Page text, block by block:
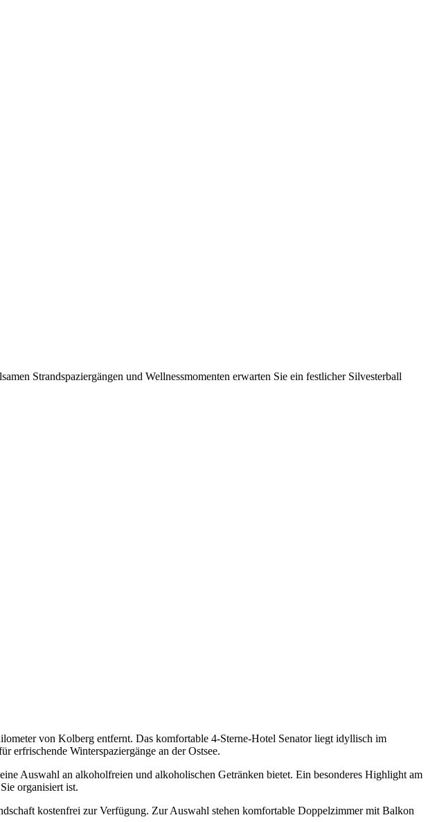
Strandspaziergängen und Wellnessmomenten erwarten Sie ein festlicher Silvesterball
von Kolberg entfernt. Das komfortable 4-Sterne-Hotel Senator liegt idyllisch im
erfrischende Winterspaziergänge an der Ostsee.
Auswahl an alkoholfreien und alkoholischen Getränken bietet. Ein besonderes Highlight am
organisiert ist.
kostenfrei zur Verfügung. Zur Auswahl stehen komfortable Doppelzimmer mit Balkon